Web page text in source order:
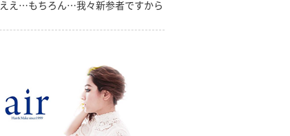
ええ…もちろん…我々新参者ですから